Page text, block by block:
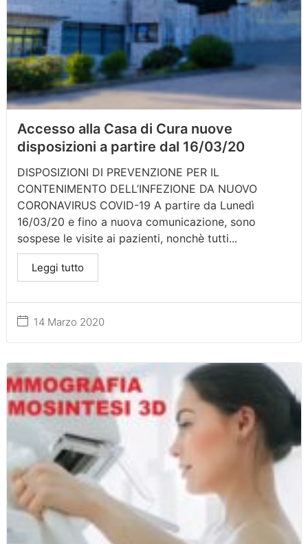
Accesso alla Casa di Cura nuove
disposizioni a partire dal 16/03/20
14 Marzo 2020
DISPOSIZIONI DI PREVENZIONE PER IL
CONTENIMENTO DELL’INFEZIONE DA NUOVO
CORONAVIRUS COVID-19 A partire da Lunedì
16/03/20 e fino a nuova comunicazione, sono
sospese le visite ai pazienti, nonchè tutti...
Leggi tutto